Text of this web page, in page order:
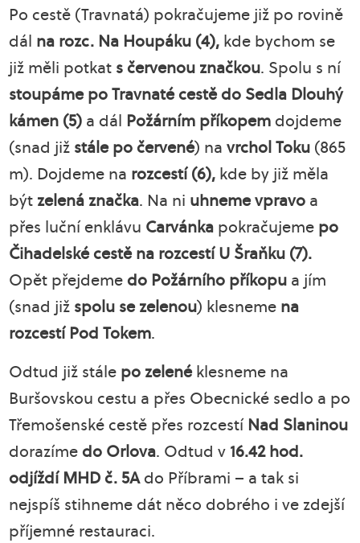
Po cestě (Travnatá) pokračujeme již po rovině
dál na rozc. Na Houpáku (4), kde bychom se
již měli potkat s červenou značkou. Spolu s ní
stoupáme po Travnaté cestě do Sedla Dlouhý
kámen (5) a dál Požárním příkopem dojdeme
(snad již stále po červené) navrchol Toku (865
m). Dojdeme na rozcestí (6), kde by již měla
být zelená značka. Na ni uhneme vpravo a
přes luční enklávu Carvánka pokračujeme po
Čihadelské cestě na rozcestí U Šraňku (7).
Opět přejdemedo Požárního příkopu a jím
(snad již spolu se zelenou) klesneme na
rozcestí Pod Tokem.
Odtud již stále po zelenéklesneme na
Buršovskou cestu a přes Obecnické sedlo a po
Třemošenské cestě přes rozcestí Nad Slaninou
dorazímedo Orlova. Odtud v 16.42 hod.
odjíždí MHD č. 5Ado Příbrami – a tak si
nejspíš stihneme dát něco dobrého i ve zdejší
příjemné restauraci.